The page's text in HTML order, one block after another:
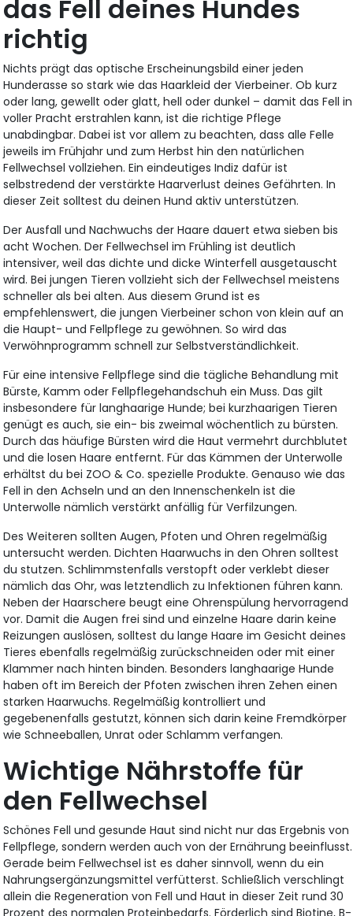
das Fell deines Hundes
richtig
Nichts prägt das optische Erscheinungsbild einer jeden
Hunderasse so stark wie das Haarkleid der Vierbeiner. Ob kurz
oder lang, gewellt oder glatt, hell oder dunkel – damit das Fell in
voller Pracht erstrahlen kann, ist die richtige Pflege
unabdingbar. Dabei ist vor allem zu beachten, dass alle Felle
jeweils im Frühjahr und zum Herbst hin den natürlichen
Fellwechsel vollziehen. Ein eindeutiges Indiz dafür ist
selbstredend der verstärkte Haarverlust deines Gefährten. In
dieser Zeit solltest du deinen Hund aktiv unterstützen.
Der Ausfall und Nachwuchs der Haare dauert etwa sieben bis
acht Wochen. Der Fellwechsel im Frühling ist deutlich
intensiver, weil das dichte und dicke Winterfell ausgetauscht
wird. Bei jungen Tieren vollzieht sich der Fellwechsel meistens
schneller als bei alten. Aus diesem Grund ist es
empfehlenswert, die jungen Vierbeiner schon von klein auf an
die Haupt- und Fellpflege zu gewöhnen. So wird das
Verwöhnprogramm schnell zur Selbstverständlichkeit.
Für eine intensive Fellpflege sind die tägliche Behandlung mit
Bürste, Kamm oder Fellpflegehandschuh ein Muss. Das gilt
insbesondere für langhaarige Hunde; bei kurzhaarigen Tieren
genügt es auch, sie ein- bis zweimal wöchentlich zu bürsten.
Durch das häufige Bürsten wird die Haut vermehrt durchblutet
und die losen Haare entfernt. Für das Kämmen der Unterwolle
erhältst du bei ZOO & Co. spezielle Produkte. Genauso wie das
Fell in den Achseln und an den Innenschenkeln ist die
Unterwolle nämlich verstärkt anfällig für Verfilzungen.
Des Weiteren sollten Augen, Pfoten und Ohren regelmäßig
untersucht werden. Dichten Haarwuchs in den Ohren solltest
du stutzen. Schlimmstenfalls verstopft oder verklebt dieser
nämlich das Ohr, was letztendlich zu Infektionen führen kann.
Neben der Haarschere beugt eine Ohrenspülung hervorragend
vor. Damit die Augen frei sind und einzelne Haare darin keine
Reizungen auslösen, solltest du lange Haare im Gesicht deines
Tieres ebenfalls regelmäßig zurückschneiden oder mit einer
Klammer nach hinten binden. Besonders langhaarige Hunde
haben oft im Bereich der Pfoten zwischen ihren Zehen einen
starken Haarwuchs. Regelmäßig kontrolliert und
gegebenenfalls gestutzt, können sich darin keine Fremdkörper
wie Schneeballen, Unrat oder Schlamm verfangen.
Wichtige Nährstoffe für
den Fellwechsel
Schönes Fell und gesunde Haut sind nicht nur das Ergebnis von
Fellpflege, sondern werden auch von der Ernährung beeinflusst.
Gerade beim Fellwechsel ist es daher sinnvoll, wenn du ein
Nahrungsergänzungsmittel verfütterst. Schließlich verschlingt
allein die Regeneration von Fell und Haut in dieser Zeit rund 30